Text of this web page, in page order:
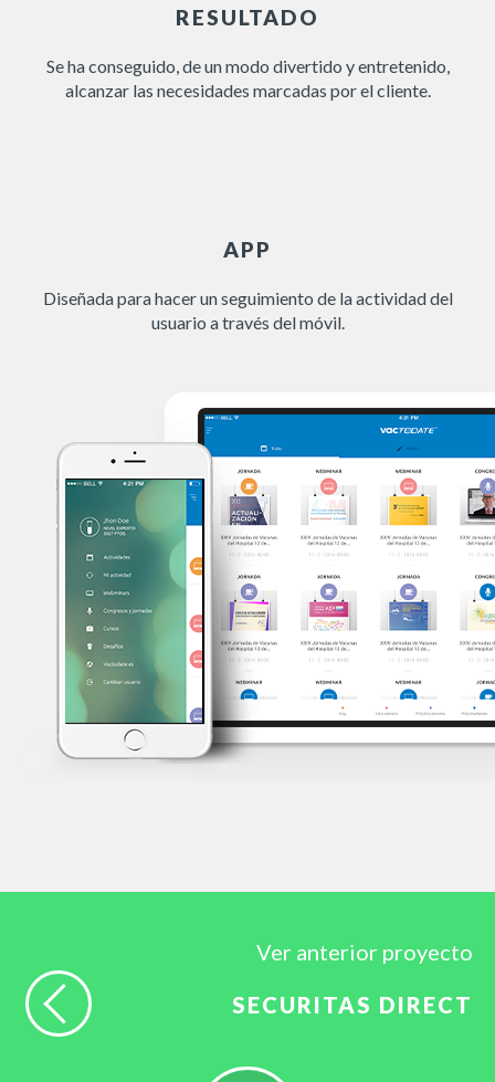
RESULTADO
Se ha conseguido, de un modo divertido y entretenido,
alcanzar las necesidades marcadas por el cliente.
APP
Diseñada para hacer un seguimiento de la actividad del
usuario a través del móvil.
Ver anterior proyecto
SECURITAS DIRECT